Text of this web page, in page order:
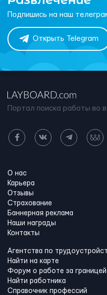
Подпишись на наш
Открыть Telegram
Портал поиска работы во
О нас
Карьера
Отзывы
Страхование
Баннерная реклама
Наши награды
Контакты
Агентства по
Найти на карте
Форум о работе за границей
Найти работника
Справочник профессий